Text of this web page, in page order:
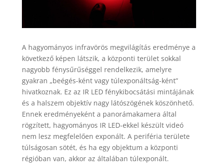
A hagyományos infravörös megvilágítás eredménye a
következő képen látszik, a központi terület sokkal
nagyobb fénysűrűséggel rendelkezik, amelyre
gyakran „beégés-ként vagy túlexponáltság-ként”
hivatkoznak. Ez az IR LED fénykibocsátási mintájának
és a halszem objektív nagy látószögének köszönhető.
Ennek eredményeként a panorámakamera által
rögzített, hagyományos IR LED-ekkel készült videó
nem lesz megfelelően exponált. A periféria területe
túlságosan sötét, és ha egy objektum a központi
régióban van, akkor az általában túlexponált.